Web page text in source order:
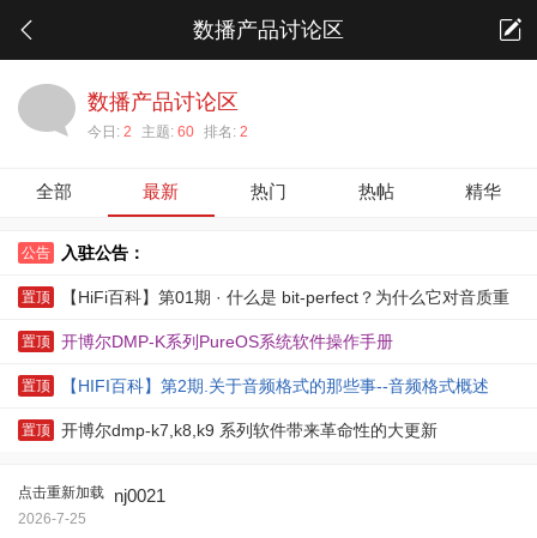
数播产品讨论区
数播产品讨论区
今日: 2 主题: 60 排名: 2
全部 最新 热门 热帖 精华
公告 入驻公告：
置顶 【HiFi百科】第01期 · 什么是 bit-perfect？为什么它对音质重
要？
置顶 开博尔DMP-K系列PureOS系统软件操作手册
置顶 【HIFI百科】第2期.关于音频格式的那些事--音频格式概述
置顶 开博尔dmp-k7,k8,k9 系列软件带来革命性的大更新
点击重新加载 nj0021
2026-7-25